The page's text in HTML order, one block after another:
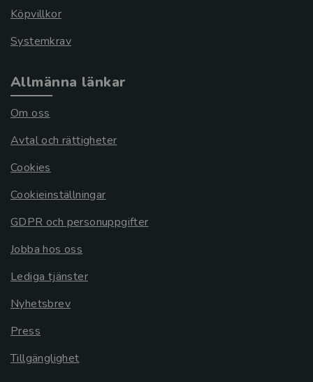
Köpvillkor
Systemkrav
Allmänna länkar
Om oss
Avtal och rättigheter
Cookies
Cookieinställningar
GDPR och personuppgifter
Jobba hos oss
Lediga tjänster
Nyhetsbrev
Press
Tillgänglighet